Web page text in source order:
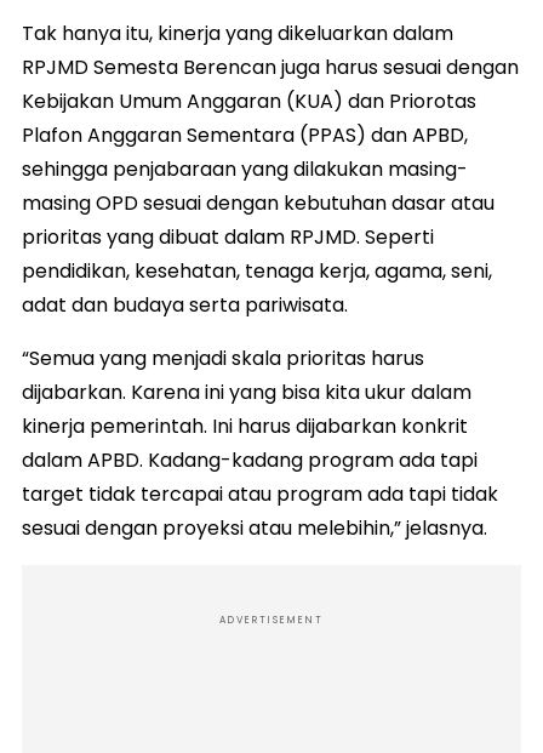
Tak hanya itu, kinerja yang dikeluarkan dalam
RPJMD Semesta Berencan juga harus sesuai dengan
Kebijakan Umum Anggaran (KUA) dan Priorotas
Plafon Anggaran Sementara (PPAS) dan APBD,
sehingga penjabaraan yang dilakukan masing-
masing OPD sesuai dengan kebutuhan dasar atau
prioritas yang dibuat dalam RPJMD. Seperti
pendidikan, kesehatan, tenaga kerja, agama, seni,
adat dan budaya serta pariwisata.
“Semua yang menjadi skala prioritas harus
dijabarkan. Karena ini yang bisa kita ukur dalam
kinerja pemerintah. Ini harus dijabarkan konkrit
dalam APBD. Kadang-kadang program ada tapi
target tidak tercapai atau program ada tapi tidak
sesuai dengan proyeksi atau melebihin,” jelasnya.
ADVERTISEMENT